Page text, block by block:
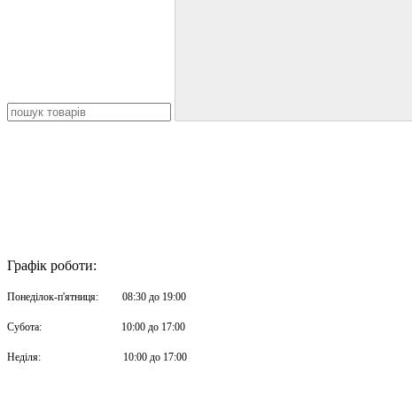
Графік роботи:
Понеділок-п'ятниця: 08:30 до 19:00
Субота: 10:00 до 17:00
Неділя: 10:00 до 17:00